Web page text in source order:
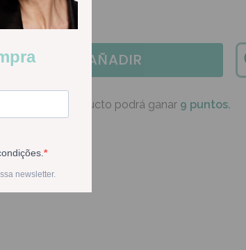
AÑADIR
de este producto podrá ganar 9 puntos.